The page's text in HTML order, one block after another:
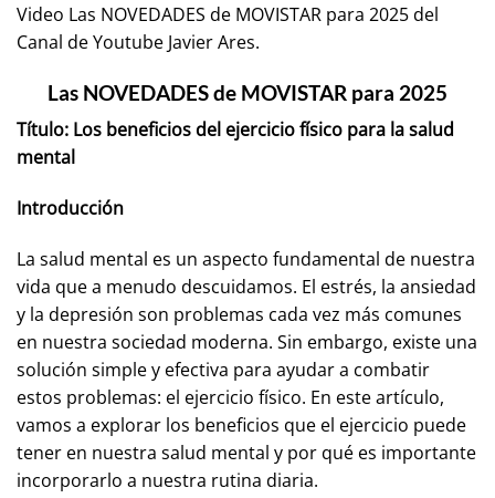
Video Las NOVEDADES de MOVISTAR para 2025 del
Canal de Youtube Javier Ares.
Las NOVEDADES de MOVISTAR para 2025
Título: Los beneficios del ejercicio físico para la salud
mental
Introducción
La salud mental es un aspecto fundamental de nuestra
vida que a menudo descuidamos. El estrés, la ansiedad
y la depresión son problemas cada vez más comunes
en nuestra sociedad moderna. Sin embargo, existe una
solución simple y efectiva para ayudar a combatir
estos problemas: el ejercicio físico. En este artículo,
vamos a explorar los beneficios que el ejercicio puede
tener en nuestra salud mental y por qué es importante
incorporarlo a nuestra rutina diaria.